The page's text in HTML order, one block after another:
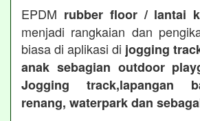
EPDM rubber floor / lantai
menjadi rangkaian dan
biasa di aplikasi di jogging
anak sebagian outdoor
Jogging track,lapangan
renang, waterpark dan